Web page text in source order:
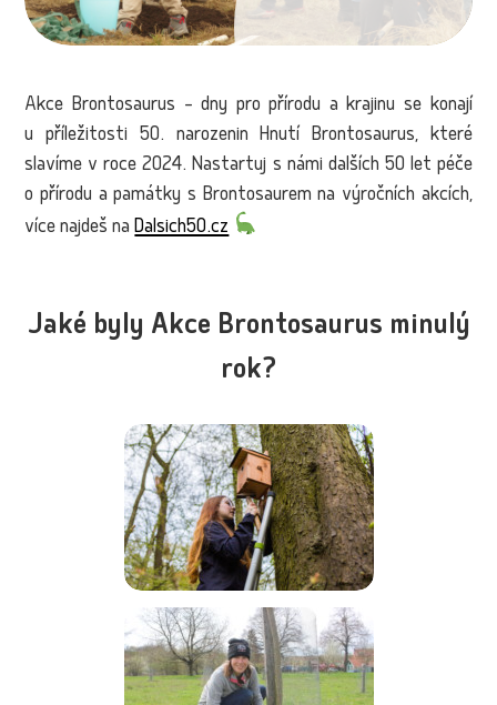
Akce Brontosaurus – dny pro přírodu a krajinu se konají
u příležitosti 50. narozenin Hnutí Brontosaurus, které
slavíme v roce 2024. Nastartuj s námi dalších 50 let péče
o přírodu a památky s Brontosaurem na výročních akcích,
více najdeš naDalsich50.cz
Jaké byly Akce Brontosaurus minulý
rok?